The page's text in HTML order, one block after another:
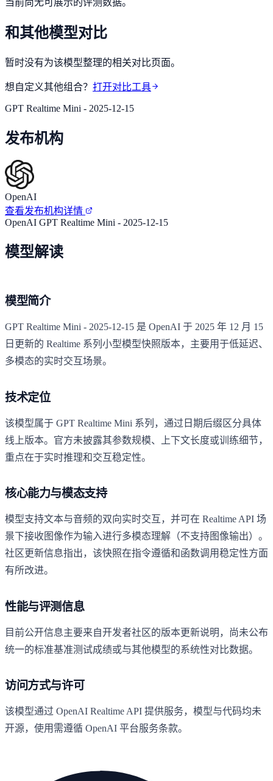
当前尚无可展示的评测数据。
和其他模型对比
暂时没有为该模型整理的相关对比页面。
想自定义其他组合？ 打开对比工具
GPT Realtime Mini - 2025-12-15
发布机构
OpenAI
查看发布机构详情
OpenAI GPT Realtime Mini - 2025-12-15
模型解读
模型简介
GPT Realtime Mini - 2025-12-15 是 OpenAI 于 2025 年 12 月 15
日更新的 Realtime 系列小型模型快照版本，主要用于低延迟、
多模态的实时交互场景。
技术定位
该模型属于 GPT Realtime Mini 系列，通过日期后缀区分具体
线上版本。官方未披露其参数规模、上下文长度或训练细节，
重点在于实时推理和交互稳定性。
核心能力与模态支持
模型支持文本与音频的双向实时交互，并可在 Realtime API 场
景下接收图像作为输入进行多模态理解（不支持图像输出）。
社区更新信息指出，该快照在指令遵循和函数调用稳定性方面
有所改进。
性能与评测信息
目前公开信息主要来自开发者社区的版本更新说明，尚未公布
统一的标准基准测试成绩或与其他模型的系统性对比数据。
访问方式与许可
该模型通过 OpenAI Realtime API 提供服务，模型与代码均未
开源，使用需遵循 OpenAI 平台服务条款。